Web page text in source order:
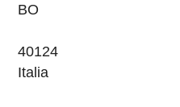
BO
40124
Italia